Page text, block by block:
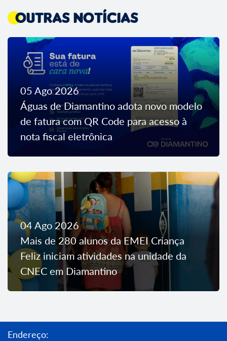
Outras Notícias
05 Ago 2026
Águas de Diamantino adota novo modelo
de fatura com QR Code para acesso à
nota fiscal eletrônica
04 Ago 2026
Mais de 280 alunos da EMEI Criança
Feliz iniciam atividades na unidade da
CNEC em Diamantino
Endereço: